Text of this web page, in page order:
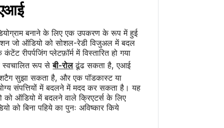
बनाने के लिए एक उपकरण के रूप में हुई
जो ऑडियो को सोशल-रेडी विजुअल में बदल
रीपर्पजिंग प्लेटफ़ॉर्म में विस्तारित हो गया
स्वचालित रूप सेबी-रोलढूंढ सकता है, एआई
सुझा सकता है, और एक पॉडकास्ट या
संपत्तियों में बदलने में मदद कर सकता है। यह
को ऑडियो में बदलने वाले क्रिएटर्स के लिए
को बिना पहिये का पुनः अविष्कार किये